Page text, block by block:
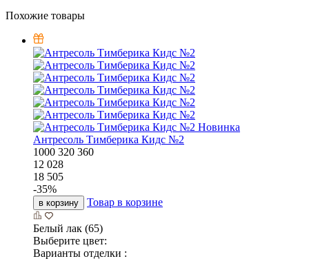
Похожие товары
Новинка
Антресоль Тимберика Кидс №2
1000 320 360
12 028
18 505
-35%
в корзину Товар в корзине
Белый лак (65)
Выберите цвет:
Варианты отделки :